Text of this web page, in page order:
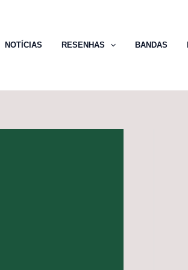
NOTÍCIAS RESENHAS BANDAS